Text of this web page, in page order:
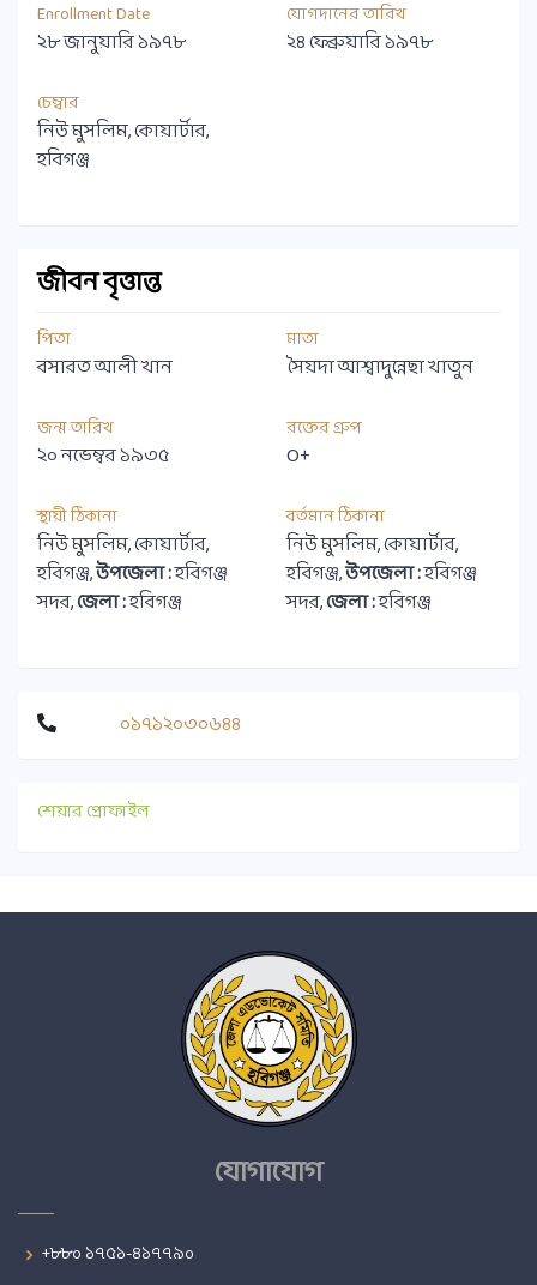
Enrollment Date
২৮ জানুয়ারি ১৯৭৮
যোগদানের তারিখ
২৪ ফেব্রুয়ারি ১৯৭৮
চেম্বার
নিউ মুসলিম, কোয়ার্টার,
হবিগঞ্জ
জীবন বৃত্তান্ত
পিতা
বসারত আলী খান
মাতা
সৈয়দা আশ্বাদুন্নেছা খাতুন
জন্ম তারিখ
২০ নভেম্বর ১৯৩৫
রক্তের গ্রুপ
O+
স্থায়ী ঠিকানা
নিউ মুসলিম, কোয়ার্টার,
হবিগঞ্জ,উপজেলা :হবিগঞ্জ
সদর,জেলা :হবিগঞ্জ
বর্তমান ঠিকানা
নিউ মুসলিম, কোয়ার্টার,
হবিগঞ্জ,উপজেলা :হবিগঞ্জ
সদর,জেলা :হবিগঞ্জ
০১৭১২০৩০৬৪৪
শেয়ার প্রোফাইল
যোগাযোগ
+৮৮০ ১৭৫১-৪১৭৭৯০